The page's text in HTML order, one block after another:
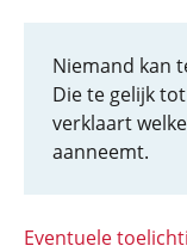
Niemand kan
Die te gelijk
verklaart
aanneemt.
Eventuele